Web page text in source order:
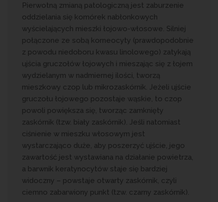
Pierwotną zmianą patologiczną jest zaburzenie
oddzielania się komórek nabłonkowych
wyścielających mieszki łojowo-włosowe. Silniej
połączone ze sobą korneocyty (prawdopodobnie
z powodu niedoboru kwasu linolowego) zatykają
ujścia gruczołów łojowych i mieszając się z łojem
wydzielanym w nadmiernej ilości, tworzą
mieszkowy czop lub mikrozaskórnik. Jeżeli ujście
gruczołu łojowego pozostaje wąskie, to czop
powoli powiększa się, tworząc zamknięty
zaskórnik (tzw. biały zaskórnik). Jeśli natomiast
ciśnienie w mieszku włosowym jest
wystarczająco duże, aby poszerzyć ujście, jego
zawartość jest wystawiana na działanie powietrza,
a barwnik keratynocytów staje się bardziej
widoczny – powstaje otwarty zaskórnik, czyli
ciemno zabarwiony punkt (tzw. czarny zaskórnik).